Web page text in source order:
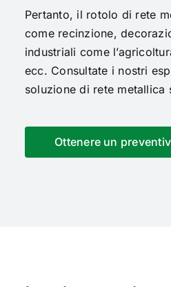
Pertanto, il rotolo di rete
come recinzione,
industriali come
ecc. Consultate i nostri
soluzione di rete metallica
Ottenere un